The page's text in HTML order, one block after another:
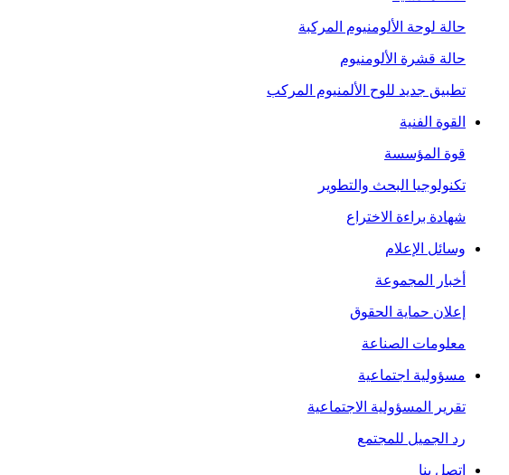
حالة لوحة الألومنيوم المركبة
حالة قشرة الألومنيوم
تطبيق جديد للوح الألمنيوم المركب
القوة الفنية
قوة المؤسسة
تكنولوجيا البحث والتطوير
شهادة براءة الاختراع
وسائل الإعلام
أخبار المجموعة
إعلان حماية الحقوق
معلومات الصناعة
مسؤولية اجتماعية
تقرير المسؤولية الاجتماعية
رد الجميل للمجتمع
اتصل بنا